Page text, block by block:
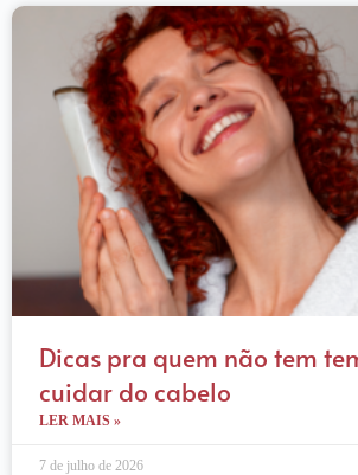
Dicas pra quem não tem
cuidar do cabelo
LER MAIS »
7 de julho de 2026